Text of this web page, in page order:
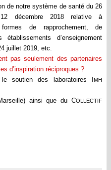
de notre système de santé du 26
décembre 2018 relative à
formes de rapprochement, de
d’enseignement
juillet 2019, etc
pas seulement des partenaires
d’inspiration réciproques ?
soutien des laboratoires IMH
ainsi que du COLLECTIF